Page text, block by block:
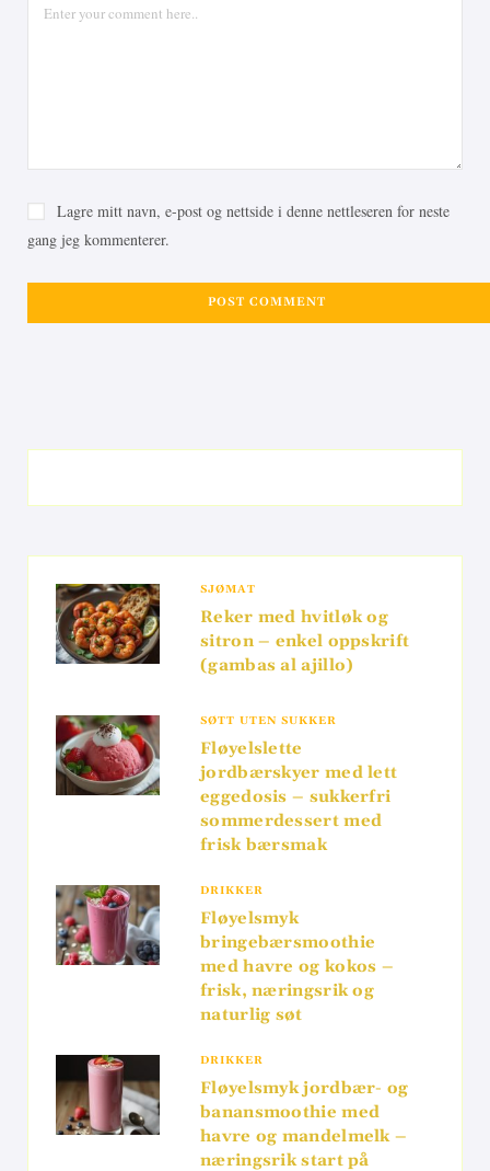
Lagre mitt navn, e-post og nettside i denne nettleseren for neste
gang jeg kommenterer.
SJØMAT
Reker med hvitløk og
sitron – enkel oppskrift
(gambas al ajillo)
SØTT UTEN SUKKER
Fløyelslette
jordbærskyer med lett
eggedosis – sukkerfri
sommerdessert med
frisk bærsmak
DRIKKER
Fløyelsmyk
bringebærsmoothie
med havre og kokos –
frisk, næringsrik og
naturlig søt
DRIKKER
Fløyelsmyk jordbær- og
banansmoothie med
havre og mandelmelk –
næringsrik start på